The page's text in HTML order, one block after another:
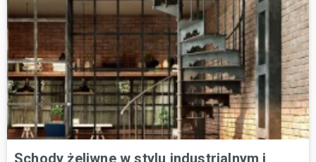
Schody żeliwne w stylu industrialnym i